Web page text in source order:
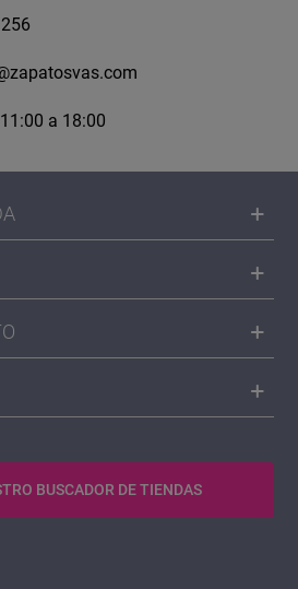
a 18:00
BUSCADOR DE TIENDAS